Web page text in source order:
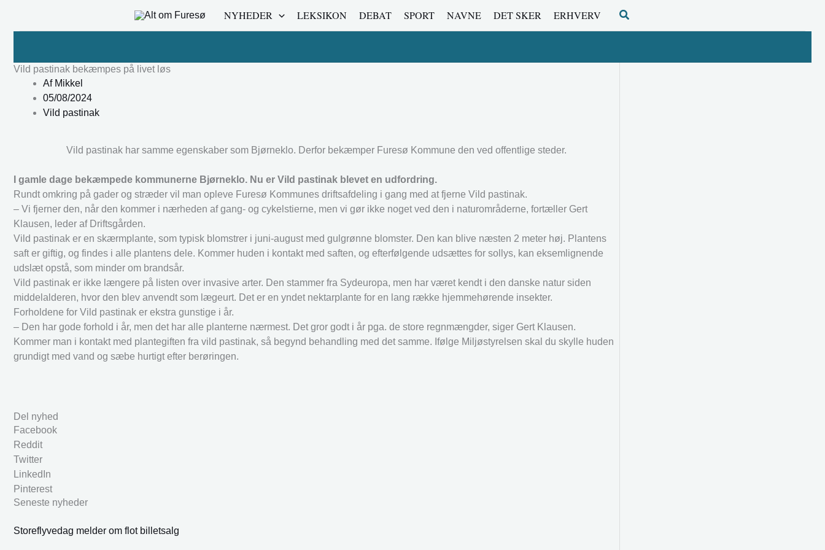
NYHEDER LEKSIKON DEBAT SPORT NAVNE DET SKER ERHVERV Søg
Vild pastinak bekæmpes på livet løs
AfMikkel
05/08/2024
Vild pastinak
Vild pastinak har samme egenskaber som Bjørneklo. Derfor bekæmper Furesø Kommune den ved offentlige steder.
I gamle dage bekæmpede kommunerne Bjørneklo. Nu er Vild pastinak blevet en udfordring.
Rundt omkring på gader og stræder vil man opleve Furesø Kommunes driftsafdeling i gang med at fjerne Vild pastinak.
– Vi fjerner den, når den kommer i nærheden af gang- og cykelstierne, men vi gør ikke noget ved den i naturområderne, fortæller Gert
Klausen, leder af Driftsgården.
Vild pastinak er en skærmplante, som typisk blomstrer i juni-august med gulgrønne blomster. Den kan blive næsten 2 meter høj. Plantens
saft er giftig, og findes i alle plantens dele. Kommer huden i kontakt med saften, og efterfølgende udsættes for sollys, kan eksemlignende
udslæt opstå, som minder om brandsår.
Vild pastinak er ikke længere på listen over invasive arter. Den stammer fra Sydeuropa, men har været kendt i den danske natur siden
middelalderen, hvor den blev anvendt som lægeurt. Det er en yndet nektarplante for en lang række hjemmehørende insekter.
Forholdene for Vild pastinak er ekstra gunstige i år.
– Den har gode forhold i år, men det har alle planterne nærmest. Det gror godt i år pga. de store regnmængder, siger Gert Klausen.
Kommer man i kontakt med plantegiften fra vild pastinak, så begynd behandling med det samme. Ifølge Miljøstyrelsen skal du skylle huden
grundigt med vand og sæbe hurtigt efter berøringen.
Del nyhed
Facebook
Reddit
Twitter
LinkedIn
Pinterest
Seneste nyheder
Storeflyvedag melder om flot billetsalg